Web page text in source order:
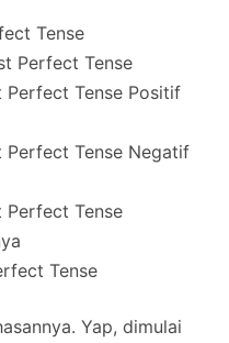
Tense
Perfect Tense
Perfect Tense Positif
Perfect Tense Negatif
Perfect Tense
Tense
Yap, dimulai